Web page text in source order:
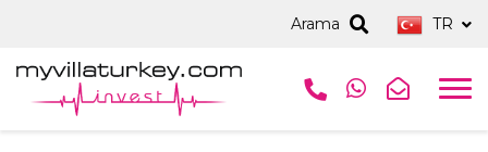
Arama TR